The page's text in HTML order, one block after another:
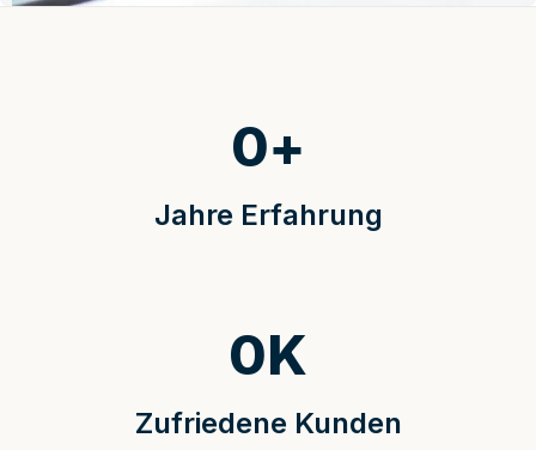
Jahre Erfahrung
0+
Zufriedene Kunden
0K